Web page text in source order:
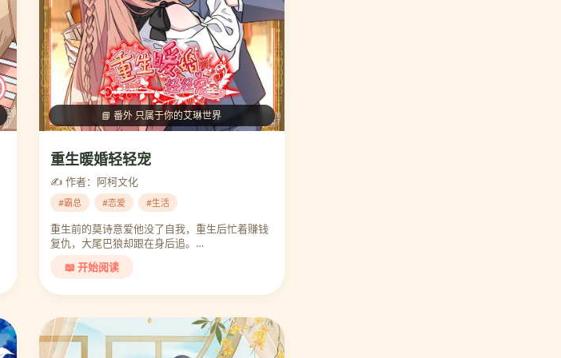
📘 番外 只属于你的艾琳世界
重生暖婚轻轻宠
✍️ 作者：阿柯文化
#霸总 #恋爱 #生活
重生前的莫诗意爱他没了自我，重生后忙着赚钱
复仇，大尾巴狼却跟在身后追。…
📖 开始阅读